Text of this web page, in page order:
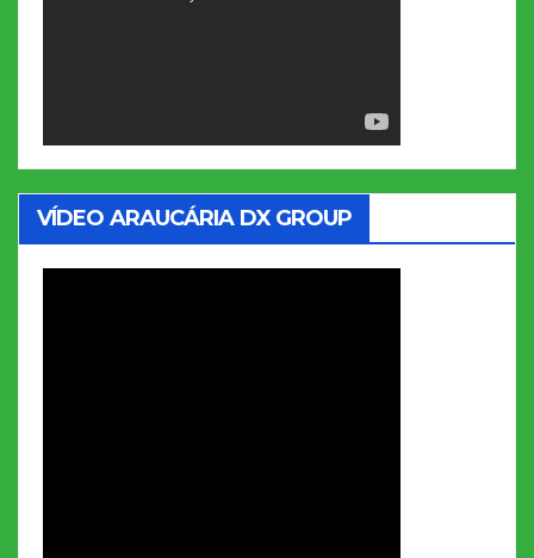
VÍDEO ARAUCÁRIA DX GROUP